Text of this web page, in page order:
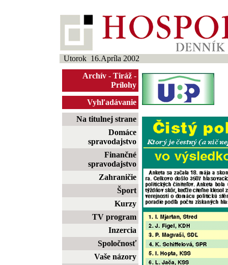
Utorok 16.Apríla 2002
Archív - Tiráž -
Prílohy
Vyhľadávanie
Na titulnej strane
Domáce
spravodajstvo
Finančné
spravodajstvo
Zahraničie
Šport
Kurzy
TV program
Inzercia
Spoločnosť
Vaše názory